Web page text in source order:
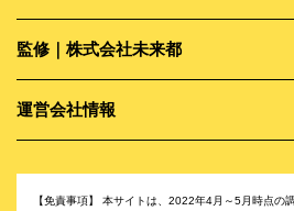
監修｜株式会社未来都
運営会社情報
【免責事項】 本サイトは、2022年4月～5月時点の